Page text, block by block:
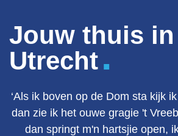
Jouw thuis in
Utrecht.
‘Als ik boven op de Dom sta kijk
dan zie ik het ouwe gragie 't
dan springt m'n hartsjie open,